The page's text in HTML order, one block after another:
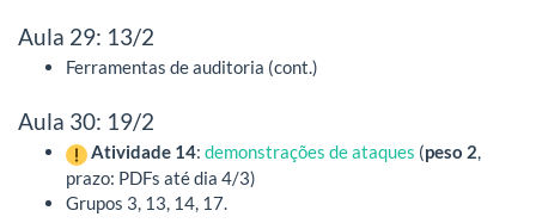
Aula 29: 13/2
Ferramentas de auditoria (cont.)
Aula 30: 19/2
Atividade 14: demonstrações de ataques (peso 2,
prazo: PDFs até dia 4/3)
Grupos 3, 13, 14, 17.